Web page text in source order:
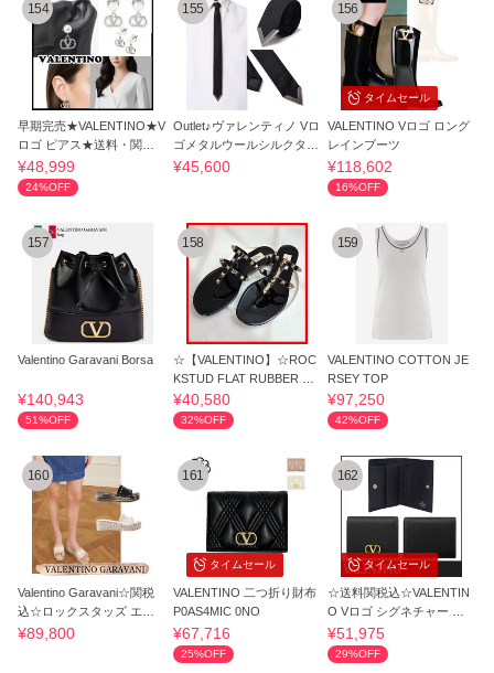
154
早期完売★VALENTINO★V
ロゴ ピアス★送料・関税
込★大人気★
¥48,999
24%OFF
155
Outlet♪ヴァレンティノ Vロ
ゴメタルウールシルクタイ
♪Black
¥45,600
タイムセール
156
VALENTINO Vロゴ ロング
レインブーツ
¥118,602
16%OFF
157
Valentino Garavani Borsa
¥140,943
51%OFF
158
☆【VALENTINO】☆ROC
KSTUD FLAT RUBBER SA
NDAL ブラック☆
¥40,580
32%OFF
159
VALENTINO COTTON JE
RSEY TOP
¥97,250
42%OFF
160
Valentino Garavani☆関税
込☆ロックスタッズ エス
パドリーユ
¥89,800
タイムセール
161
VALENTINO 二つ折り財布
P0AS4MIC 0NO
¥67,716
25%OFF
タイムセール
162
☆送料関税込☆VALENTIN
O Vロゴ シグネチャー 小
銭入れ 半財布☆
¥51,975
29%OFF